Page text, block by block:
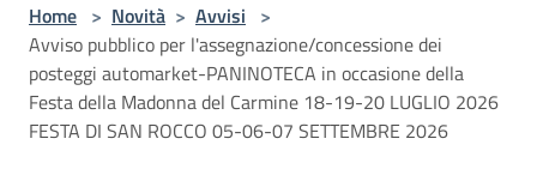
Home > Novità > Avvisi >
Avviso pubblico per l'assegnazione/concessione dei
posteggi automarket-PANINOTECA in occasione della
Festa della Madonna del Carmine 18-19-20 LUGLIO 2026
FESTA DI SAN ROCCO 05-06-07 SETTEMBRE 2026